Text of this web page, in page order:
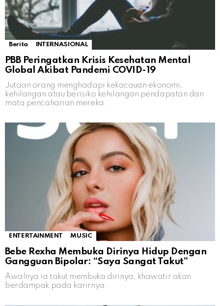
Berita INTERNASIONAL
PBB Peringatkan Krisis Kesehatan Mental
Global Akibat Pandemi COVID-19
Jutaan orang menghadapi kekacauan ekonomi,
kehilangan atau berisiko kehilangan pendapatan dan
mata pencaharian mereka.
ENTERTAINMENT MUSIC
Bebe Rexha Membuka Dirinya Hidup Dengan
Gangguan Bipolar: “Saya Sangat Takut”
Awalnya ia takut membuka dirinya, khawatir akan
berdampak pada karirnya.